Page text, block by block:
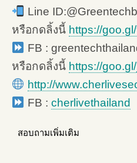
Line
หรือกดลิ้งนี้ https://
FB :
หรือกดลิ้งนี้ https://
http://
FB : cherlivethailand
สอบถามเพิ่มเติม